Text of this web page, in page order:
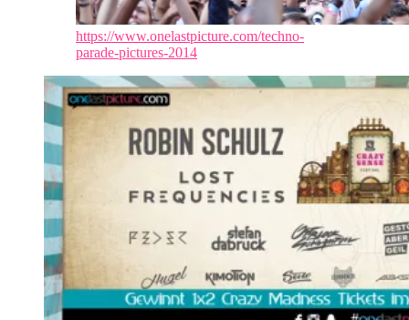
https://www.onelastpicture.com/techno-
parade-pictures-2014